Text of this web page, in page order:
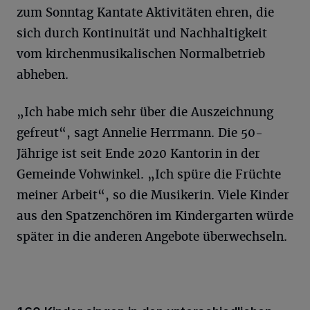
zum Sonntag Kantate Aktivitäten ehren, die
sich durch Kontinuität und Nachhaltigkeit
vom kirchenmusikalischen Normalbetrieb
abheben.
„Ich habe mich sehr über die Auszeichnung
gefreut“, sagt Annelie Herrmann. Die 50-
Jährige ist seit Ende 2020 Kantorin in der
Gemeinde Vohwinkel. „Ich spüre die Früchte
meiner Arbeit“, so die Musikerin. Viele Kinder
aus den Spatzenchören im Kindergarten würde
später in die anderen Angebote überwechseln.